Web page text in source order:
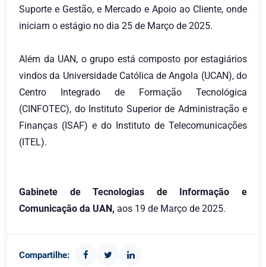
Suporte e Gestão, e Mercado e Apoio ao Cliente, onde
iniciam o estágio no dia 25 de Março de 2025.
Além da UAN, o grupo está composto por estagiários
vindos da Universidade Católica de Angola (UCAN), do
Centro Integrado de Formação Tecnológica
(CINFOTEC), do Instituto Superior de Administração e
Finanças (ISAF) e do Instituto de Telecomunicações
(ITEL).
Gabinete de Tecnologias de Informação e
Comunicação da UAN, aos 19 de Março de 2025.
Compartilhe: